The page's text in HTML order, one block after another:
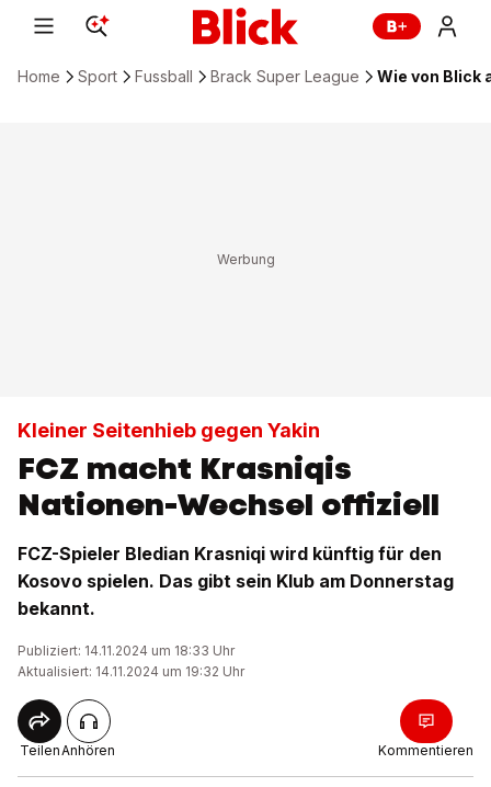
Home Sport Fussball Brack Super League Wie von Blick
Kleiner Seitenhieb gegen Yakin
FCZ macht Krasniqis
Nationen-Wechsel offiziell
FCZ-Spieler Bledian Krasniqi wird künftig für den
Kosovo spielen. Das gibt sein Klub am Donnerstag
bekannt.
Publiziert: 14.11.2024 um 18:33 Uhr
Aktualisiert: 14.11.2024 um 19:32 Uhr
TeilenAnhören Kommentieren